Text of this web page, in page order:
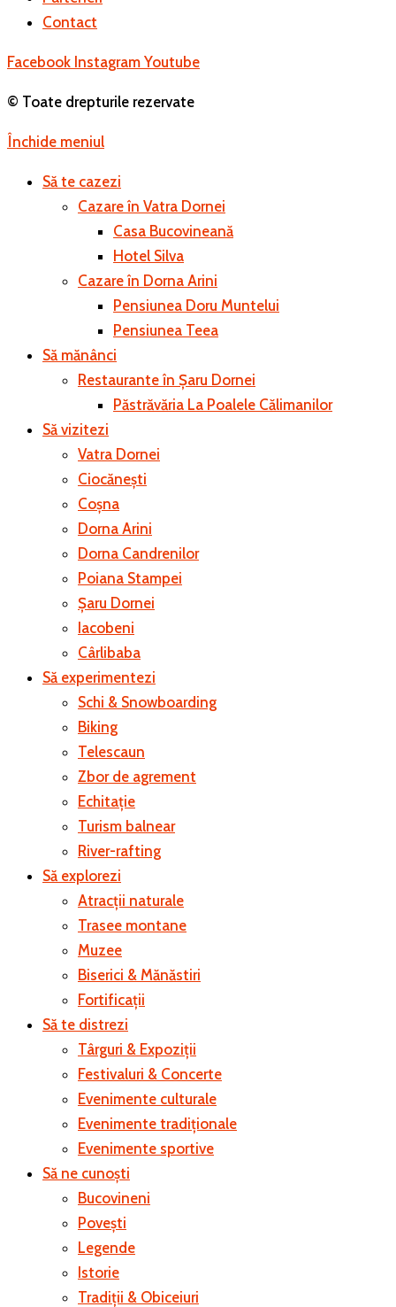
Contact
Facebook Instagram Youtube
© Toate drepturile rezervate
Închide meniul
Să te cazezi
Cazare în Vatra Dornei
Casa Bucovineană
Hotel Silva
Cazare în Dorna Arini
Pensiunea Doru Muntelui
Pensiunea Teea
Să mănânci
Restaurante în Șaru Dornei
Păstrăvăria La Poalele Călimanilor
Să vizitezi
Vatra Dornei
Ciocănești
Coșna
Dorna Arini
Dorna Candrenilor
Poiana Stampei
Șaru Dornei
Iacobeni
Cârlibaba
Să experimentezi
Schi & Snowboarding
Biking
Telescaun
Zbor de agrement
Echitație
Turism balnear
River-rafting
Să explorezi
Atracții naturale
Trasee montane
Muzee
Biserici & Mănăstiri
Fortificații
Să te distrezi
Târguri & Expoziții
Festivaluri & Concerte
Evenimente culturale
Evenimente tradiționale
Evenimente sportive
Să ne cunoști
Bucovineni
Povești
Legende
Istorie
Tradiții & Obiceiuri